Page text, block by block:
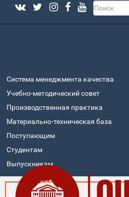
Система менеджмента качества
Учебно-методический совет
Производственная практика
Материально-техническая база
Поступающим
Студентам
Выпускникам